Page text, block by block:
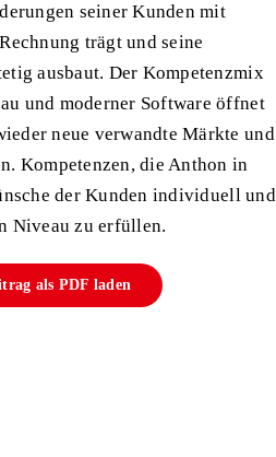
seiner Kunden mit
trägt und seine
ausbaut. Der Kompetenzmix
und moderner Software öffnet
neue verwandte Märkte und
Kompetenzen, die Anthon in
der Kunden individuell und
Niveau zu erfüllen.
als PDF laden